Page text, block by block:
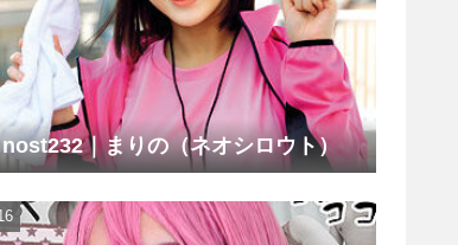
nost232｜まりの（ネオシロウト）